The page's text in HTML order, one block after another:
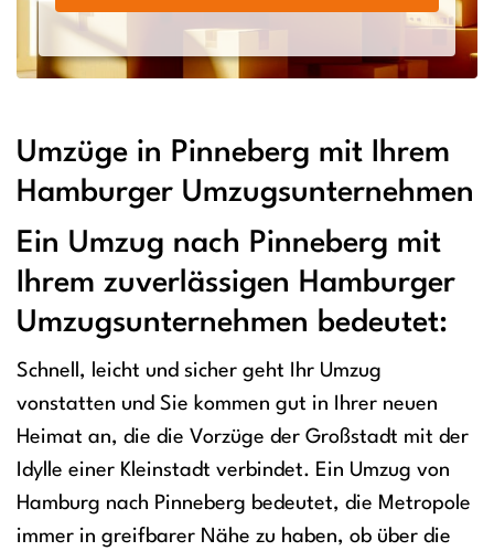
Umzüge in Pinneberg mit Ihrem
Hamburger Umzugsunternehmen
Ein Umzug nach Pinneberg mit
Ihrem zuverlässigen Hamburger
Umzugsunternehmen bedeutet:
Schnell, leicht und sicher geht Ihr Umzug
vonstatten und Sie kommen gut in Ihrer neuen
Heimat an, die die Vorzüge der Großstadt mit der
Idylle einer Kleinstadt verbindet. Ein Umzug von
Hamburg nach Pinneberg bedeutet, die Metropole
immer in greifbarer Nähe zu haben, ob über die